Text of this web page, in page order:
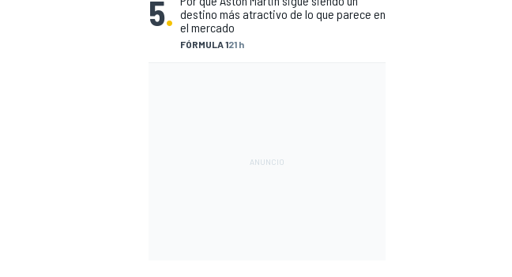
5.
FÓRMULA 121 h
destino más atractivo de lo que parece en
el mercado